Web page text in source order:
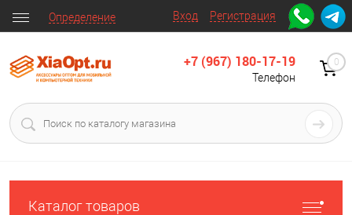
Вход Регистрация
Определение
+7 (967) 180-17-19
Телефон
0
Каталог товаров